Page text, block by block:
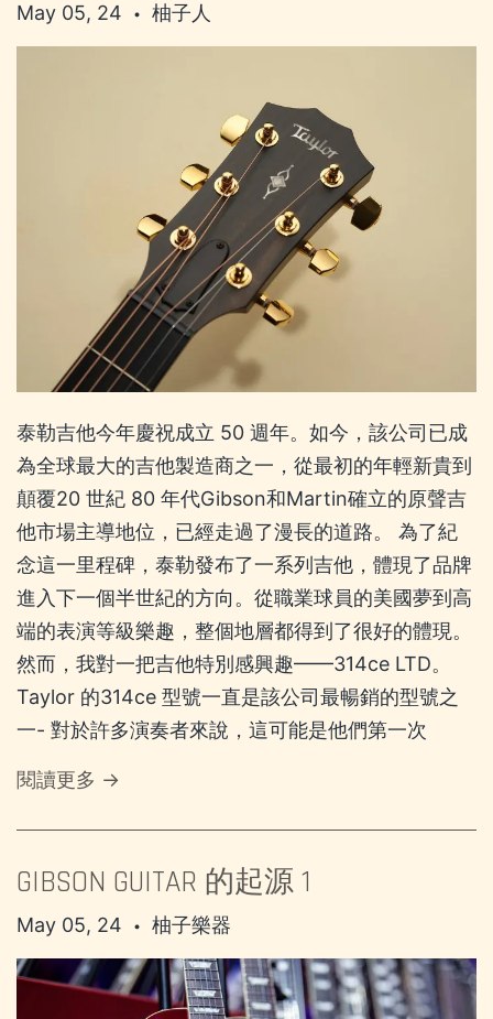
May 05, 24 • 柚子人
泰勒吉他今年慶祝成立 50 週年。如今，該公司已成
為全球最大的吉他製造商之一，從最初的年輕新貴到
顛覆20 世紀 80 年代Gibson和Martin確立的原聲吉
他市場主導地位，已經走過了漫長的道路。 為了紀
念這一里程碑，泰勒發布了一系列吉他，體現了品牌
進入下一個半世紀的方向。從職業球員的美國夢到高
端的表演等級樂趣，整個地層都得到了很好的體現。
然而，我對一把吉他特別感興趣——314ce LTD。
Taylor 的314ce 型號一直是該公司最暢銷的型號之
一- 對於許多演奏者來說，這可能是他們第一次
閱讀更多 →
GIBSON GUITAR 的起源 1
May 05, 24 • 柚子樂器